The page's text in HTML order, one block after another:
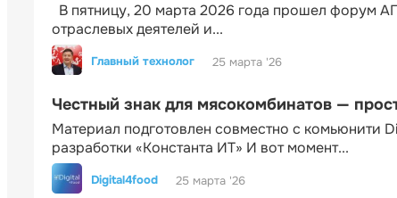
В пятницу, 20 марта 2026 года прошел форум
отраслевых деятелей и...
Главный технолог 25 марта '26
Честный знак для мясокомбинатов —
Материал подготовлен совместно с
разработки «Константа ИТ» И вот момент...
Digital4food 25 марта '26